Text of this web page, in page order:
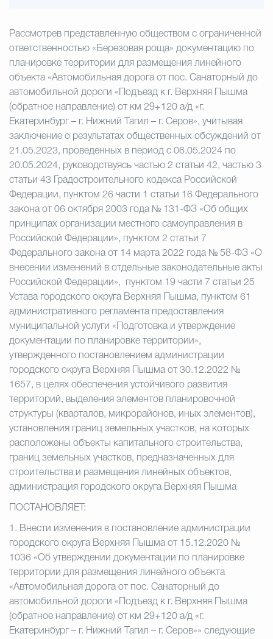
Рассмотрев представленную обществом с ограниченной
ответственностью «Березовая роща» документацию по
планировке территории для размещения линейного
объекта «Автомобильная дорога от пос. Санаторный до
автомобильной дороги «Подъезд к г. Верхняя Пышма
(обратное направление) от км 29+120 а/д «г.
Екатеринбург – г. Нижний Тагил – г. Серов», учитывая
заключение о результатах общественных обсуждений от
21.05.2023, проведенных в период с 06.05.2024 по
20.05.2024, руководствуясь частью 2 статьи 42, частью 3
статьи 43 Градостроительного кодекса Российской
Федерации, пунктом 26 части 1 статьи 16 Федерального
закона от 06 октября 2003 года № 131-ФЗ «Об общих
принципах организации местного самоуправления в
Российской Федерации», пунктом 2 статьи 7
Федерального закона от 14 марта 2022 года № 58-ФЗ «О
внесении изменений в отдельные законодательные акты
Российской Федерации», пунктом 19 части 7 статьи 25
Устава городского округа Верхняя Пышма, пунктом 61
административного регламента предоставления
муниципальной услуги «Подготовка и утверждение
документации по планировке территории»,
утвержденного постановлением администрации
городского округа Верхняя Пышма от 30.12.2022 №
1657, в целях обеспечения устойчивого развития
территорий, выделения элементов планировочной
структуры (кварталов, микрорайонов, иных элементов),
установления границ земельных участков, на которых
расположены объекты капитального строительства,
границ земельных участков, предназначенных для
строительства и размещения линейных объектов,
администрация городского округа Верхняя Пышма
ПОСТАНОВЛЯЕТ:
1. Внести изменения в постановление администрации
городского округа Верхняя Пышма от 15.12.2020 №
1036 «Об утверждении документации по планировке
территории для размещения линейного объекта
«Автомобильная дорога от пос. Санаторный до
автомобильной дороги «Подъезд к г. Верхняя Пышма
(обратное направление) от км 29+120 а/д «г.
Екатеринбург – г. Нижний Тагил – г. Серов»» следующие